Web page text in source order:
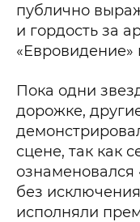
публично
и гордость за
«Евровидение»
Пока одни
дорожке,
сцене, так как
ознаменовался
без
исполняли